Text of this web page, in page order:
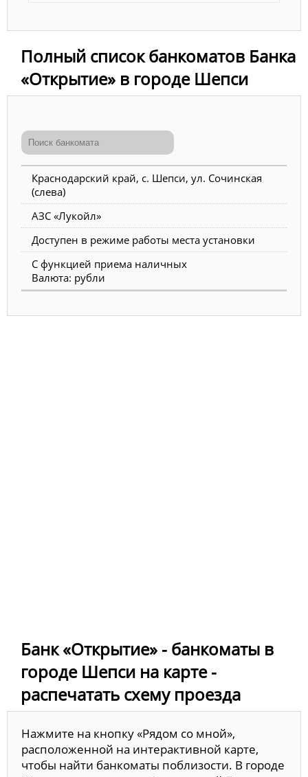
Полный список банкоматов Банка
«Открытие» в городе Шепси
Краснодарский край, с. Шепси, ул. Сочинская
(слева)
АЗС «Лукойл»
Доступен в режиме работы места установки
С функцией приема наличных
Валюта: рубли
Банк «Открытие» - банкоматы в
городе Шепси на карте -
распечатать схему проезда
Нажмите на кнопку «Рядом со мной»,
расположенной на интерактивной карте,
чтобы найти банкоматы поблизости. В городе